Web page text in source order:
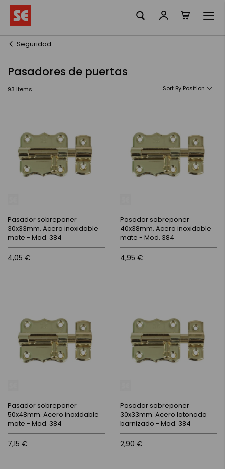
Content
Seguridad
Pasadores de puertas
93 Items Sort By
Pasador sobreponer
30x33mm. Acero inoxidable
mate - Mod. 384
4,05 €
Pasador sobreponer
40x38mm. Acero inoxidable
mate - Mod. 384
4,95 €
Pasador sobreponer
50x48mm. Acero inoxidable
mate - Mod. 384
7,15 €
Pasador sobreponer
30x33mm. Acero latonado
barnizado - Mod. 384
2,90 €